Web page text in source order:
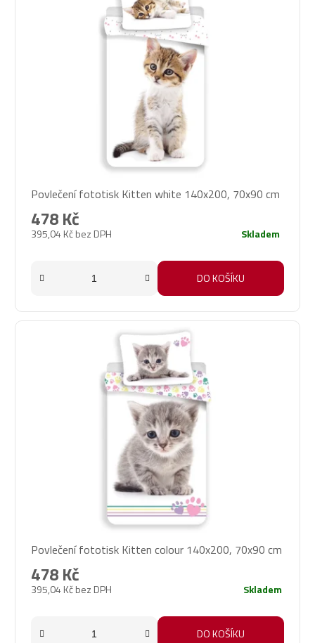
Povlečení fototisk Kitten white 140x200, 70x90 cm
395,04 Kč bez DPH
478 Kč
Skladem
DO KOŠÍKU
Povlečení fototisk Kitten colour 140x200, 70x90 cm
395,04 Kč bez DPH
478 Kč
Skladem
DO KOŠÍKU